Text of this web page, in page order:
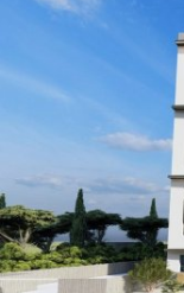
€167 000